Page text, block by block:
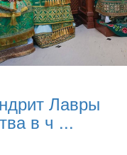
Лавры
в ч ...